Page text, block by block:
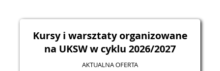
Kursy i warsztaty organizowane
na UKSW w cyklu 2026/2027
AKTUALNA OFERTA